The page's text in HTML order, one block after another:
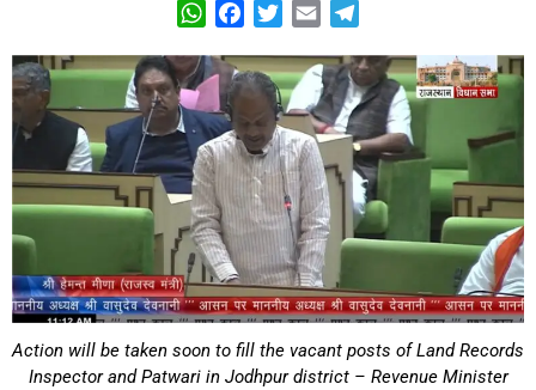
WhatsAppFacebookTwitterEmail
Action will be taken soon to fill the vacant posts of Land Records
Inspector and Patwari in Jodhpur district – Revenue Minister